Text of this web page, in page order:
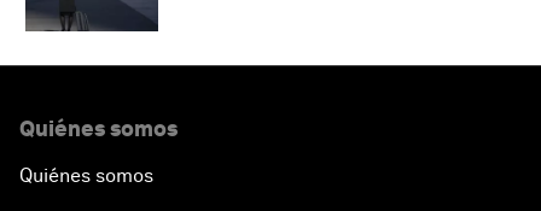
Quiénes somos
Quiénes somos